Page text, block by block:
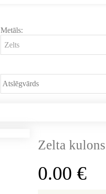
Metāls:
Zelta kulons
0.00€